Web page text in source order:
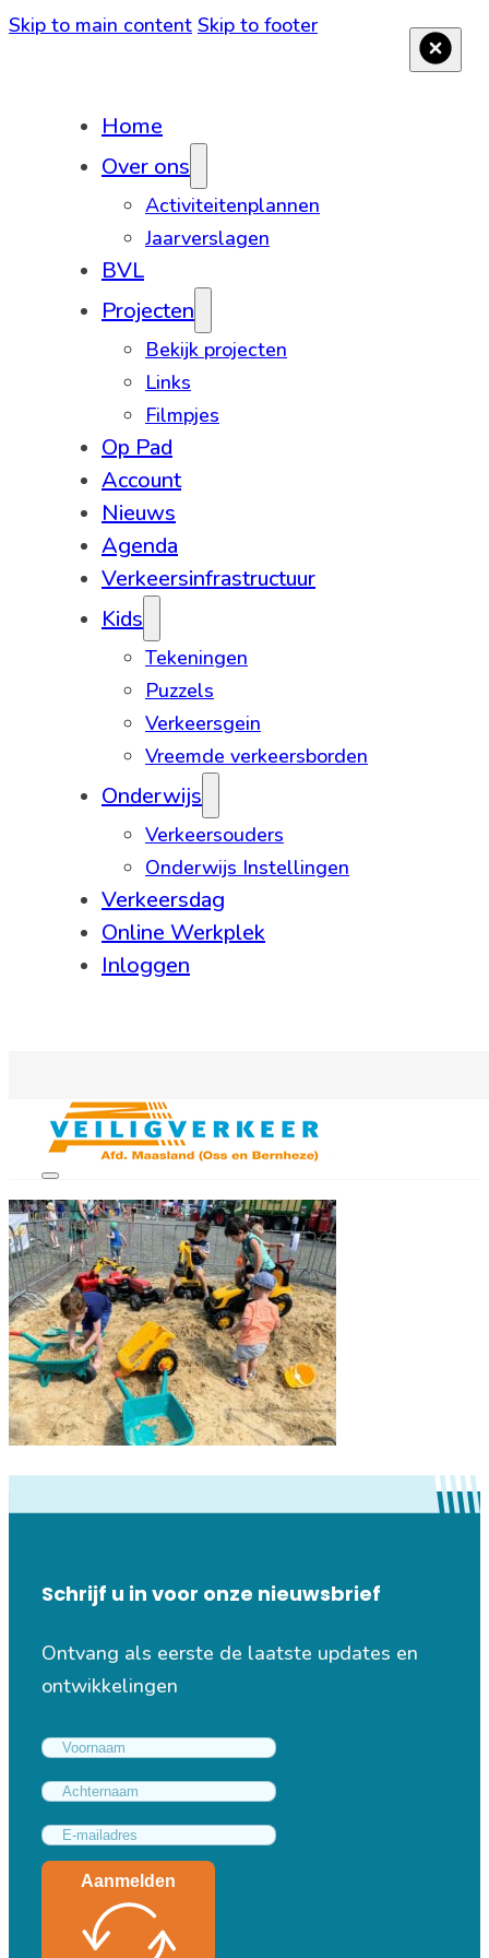
Skip to main content Skip to footer
Home
Over ons
Activiteitenplannen
Jaarverslagen
BVL
Projecten
Bekijk projecten
Links
Filmpjes
Op Pad
Account
Nieuws
Agenda
Verkeersinfrastructuur
Kids
Tekeningen
Puzzels
Verkeersgein
Vreemde verkeersborden
Onderwijs
Verkeersouders
Onderwijs Instellingen
Verkeersdag
Online Werkplek
Inloggen
Schrijf u in voor onze nieuwsbrief
Ontvang als eerste de laatste updates en
ontwikkelingen
Aanmelden